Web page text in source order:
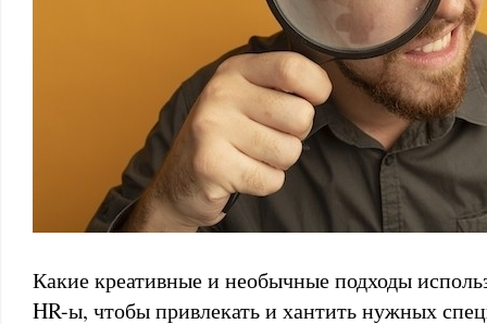
Какие креативные и необычные подходы
HR-ы, чтобы привлекать и хантить нужных